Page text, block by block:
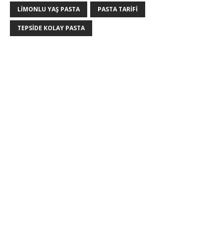
LIMONLU YAŞ PASTA PASTA TARIFI
TEPSIDE KOLAY PASTA